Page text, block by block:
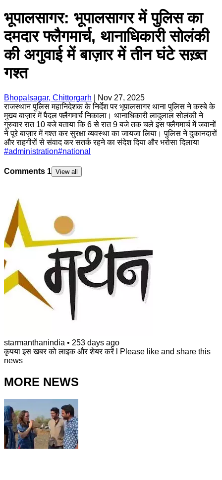
भूपालसागर: भूपालसागर में पुलिस का
दमदार फ्लैगमार्च, थानाधिकारी सोलंकी
की अगुवाई में बाज़ार में तीन घंटे सख़्त
गश्त
Bhopalsagar, Chittorgarh
Nov 27, 2025
राजस्थान पुलिस महानिदेशक के निर्देश पर भूपालसागर थाना पुलिस ने कस्बे के
मुख्य बाज़ार में पैदल फ्लैगमार्च निकाला। थानाधिकारी लादुलाल सोलंकी ने
गुरुवार रात 10 बजे बताया कि 6 से रात 9 बजे तक चले इस फ्लैगमार्च में जवानों
ने पूरे बाज़ार में गश्त कर सुरक्षा व्यवस्था का जायजा लिया। पुलिस ने दुकानदारों
और राहगीरों से संवाद कर सतर्क रहने का संदेश दिया और भरोसा दिलाया
#administration#national
Comments 1 View all
starmanthanindia • 253 days ago
कृपया इस खबर को लाइक और शेयर करें l Please like and share this
news
MORE NEWS